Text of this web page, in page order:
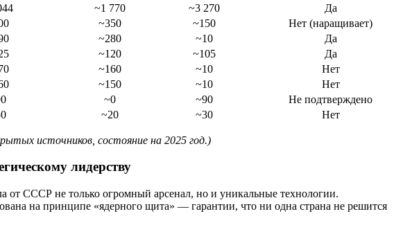
~1 770 ~3 270
Да
~350 ~150
Нет (наращивает)
~280 ~10
Да
~120 ~105
Да
~160 ~10
Нет
~150 ~10
Нет
~0 ~90
Не подтверждено
~20 ~30 Нет
источников, состояние на 2025 год.)
лидерству
от СССР не только огромный арсенал, но и уникальные технологии.
на принципе «ядерного щита» — гарантии, что ни одна страна не решится